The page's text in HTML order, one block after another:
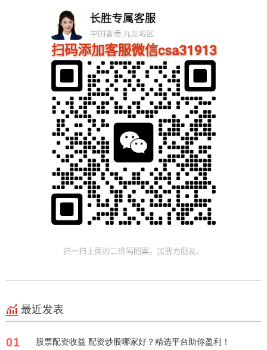
最近发表
01 股票配资收益 配资炒股哪家好？精选平台助你盈利！